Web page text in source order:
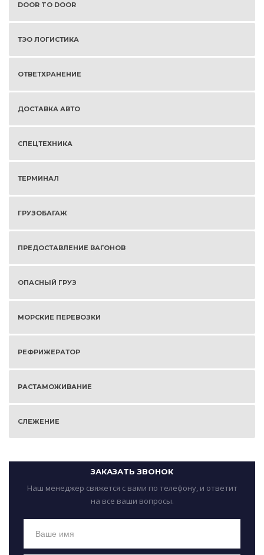
DOOR TO DOOR
ТЭО ЛОГИСТИКА
ОТВЕТХРАНЕНИЕ
ДОСТАВКА АВТО
СПЕЦТЕХНИКА
ТЕРМИНАЛ
ГРУЗОБАГАЖ
ПРЕДОСТАВЛЕНИЕ ВАГОНОВ
ОПАСНЫЙ ГРУЗ
МОРСКИЕ ПЕРЕВОЗКИ
РЕФРИЖЕРАТОР
РАСТАМОЖИВАНИЕ
СЛЕЖЕНИЕ
ЗАКАЗАТЬ ЗВОНОК
Наш менеджер свяжется с вами по телефону, и ответит
на все ваши вопросы.